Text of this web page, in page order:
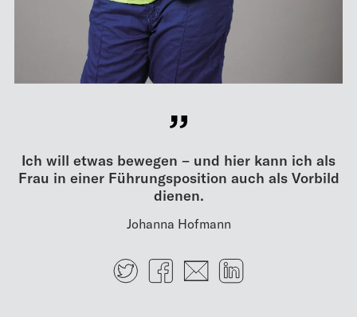
Ich will etwas bewegen – und hier kann ich als
Frau in einer Führungs­position auch als Vorbild
dienen.
Johanna Hofmann
TwitterFacebook
E-mail